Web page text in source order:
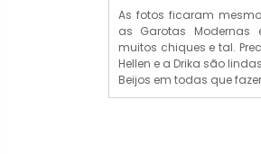
As fotos ficaram
as Garotas Modernas
muitos chiques e tal.
Hellen e a Drika são
Beijos em todas que